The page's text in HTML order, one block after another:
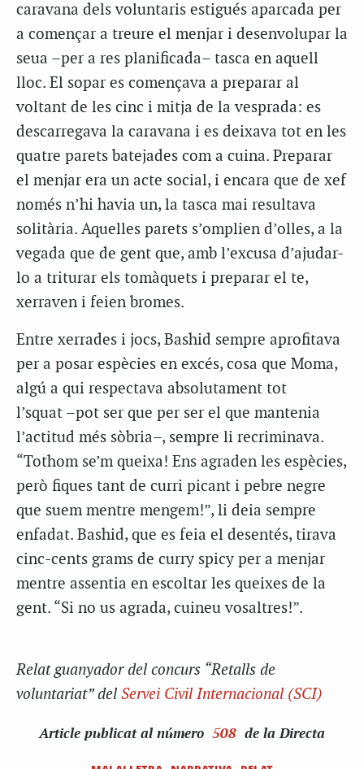
caravana dels voluntaris estigués aparcada per
a començar a treure el menjar i desenvolupar la
seua –per a res planificada– tasca en aquell
lloc. El sopar es començava a preparar al
voltant de les cinc i mitja de la vesprada: es
descarregava la caravana i es deixava tot en les
quatre parets batejades com a cuina. Preparar
el menjar era un acte social, i encara que de xef
només n’hi havia un, la tasca mai resultava
solitària. Aquelles parets s’omplien d’olles, a la
vegada que de gent que, amb l’excusa d’ajudar-
lo a triturar els tomàquets i preparar el te,
xerraven i feien bromes.
Entre xerrades i jocs, Bashid sempre aprofitava
per a posar espècies en excés, cosa que Moma,
algú a qui respectava absolutament tot
l’squat –pot ser que per ser el que mantenia
l’actitud més sòbria–, sempre li recriminava.
“Tothom se’m queixa! Ens agraden les espècies,
però fiques tant de curri picant i pebre negre
que suem mentre mengem!”, li deia sempre
enfadat. Bashid, que es feia el desentés, tirava
cinc-cents grams de curry spicy per a menjar
mentre assentia en escoltar les queixes de la
gent. “Si no us agrada, cuineu vosaltres!”.
Relat guanyador del concurs “Retalls de
voluntariat” del Servei Civil Internacional (SCI)
Article publicat al número 508 de la Directa